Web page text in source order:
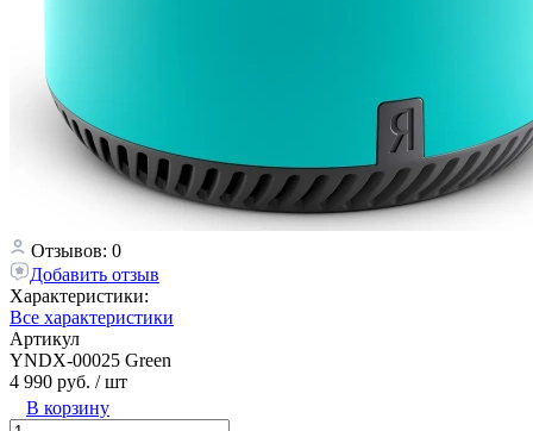
Отзывов: 0
Добавить отзыв
Характеристики:
Все характеристики
Артикул
YNDX-00025 Green
4 990 руб. / шт
В корзину